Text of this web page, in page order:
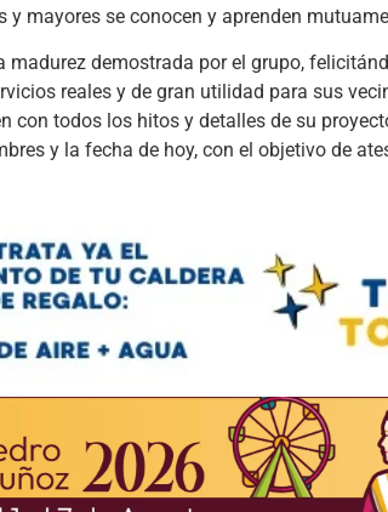
mayores se conocen y aprenden
demostrada por el grupo,
reales y de gran utilidad para sus
con todos los hitos y detalles de su
y la fecha de hoy, con el objetivo de